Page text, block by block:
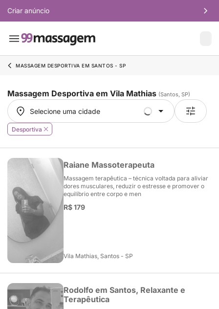
Criar anúncio
MASSAGEM DESPORTIVA EM SANTOS - SP
Massagem Desportiva em Vila Mathias (Santos, SP)
Selecione uma cidade
Selecione uma cidade
Desportiva
Raiane Massoterapeuta
Massagem terapêutica – técnica voltada para aliviar
dores musculares, reduzir o estresse e promover o
equilíbrio entre corpo e men
R$ 179
Vila Mathias, Santos - SP
Rodolfo em Santos, Relaxante e
Terapêutica